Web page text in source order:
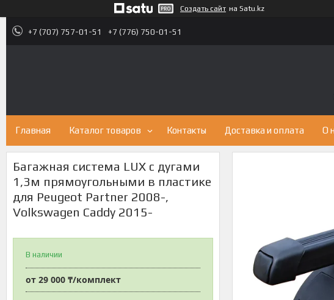
Создать сайт на Satu.kz
+7 (707) 757-01-51 +7 (776) 750-01-51
Главная Каталог товаров Контакты Доставка и оплата О
Багажная система LUX с дугами
1,3м прямоугольными в пластике
для Peugeot Partner 2008-,
Volkswagen Caddy 2015-
В наличии
от 29 000 ₸/комплект